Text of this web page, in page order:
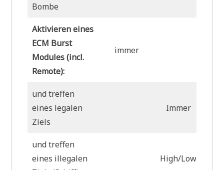
Bombe
Aktivieren eines
ECM Burst
Modules (incl.
Remote):
immer
und treffen
eines legalen
Ziels
Immer
und treffen
eines illegalen
High/Low